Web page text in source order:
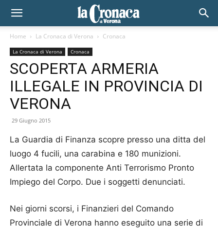
Home La Cronaca di Verona Cronaca
La Cronaca di Verona Cronaca
SCOPERTA ARMERIA
ILLEGALE IN PROVINCIA DI
VERONA
29 Giugno 2015
La Guardia di Finanza scopre presso una ditta del
luogo 4 fucili, una carabina e 180 munizioni.
Allertata la componente Anti Terrorismo Pronto
Impiego del Corpo. Due i soggetti denunciati.
Nei giorni scorsi, i Finanzieri del Comando
Provinciale di Verona hanno eseguito una serie di